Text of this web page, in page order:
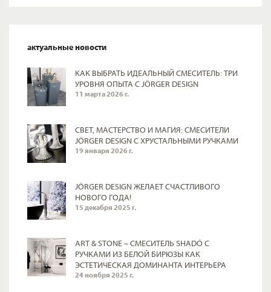
актуальные новости
КАК ВЫБРАТЬ ИДЕАЛЬНЫЙ СМЕСИТЕЛЬ: ТРИ
УРОВНЯ ОПЫТА С JÖRGER DESIGN
11 марта 2026 г.
СВЕТ, МАСТЕРСТВО И МАГИЯ: СМЕСИТЕЛИ
JÖRGER DESIGN С ХРУСТАЛЬНЫМИ РУЧКАМИ
19 января 2026 г.
JÖRGER DESIGN ЖЕЛАЕТ СЧАСТЛИВОГО
НОВОГО ГОДА!
15 декабря 2025 г.
ART & STONE – СМЕСИТЕЛЬ SHADÓ С
РУЧКАМИ ИЗ БЕЛОЙ БИРЮЗЫ КАК
ЭСТЕТИЧЕСКАЯ ДОМИНАНТА ИНТЕРЬЕРА
24 ноября 2025 г.